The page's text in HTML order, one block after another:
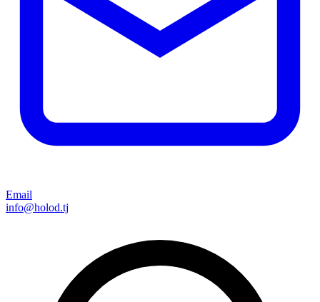
Email
info@holod.tj